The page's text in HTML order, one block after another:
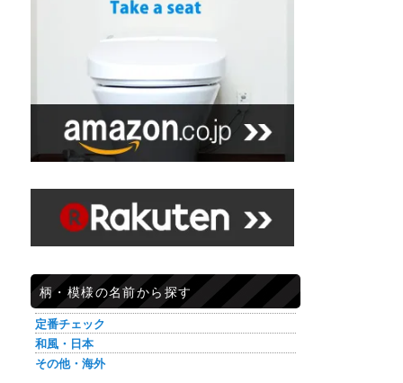
柄・模様の名前から探す
定番チェック
和風・日本
その他・海外